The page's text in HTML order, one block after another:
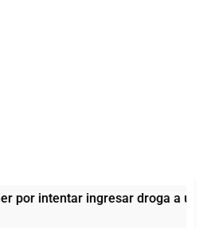
por intentar ingresar droga a